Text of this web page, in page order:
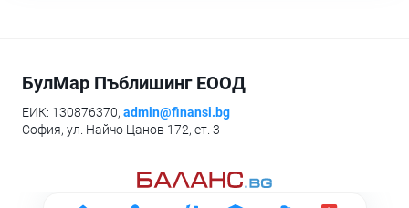
БулМар Пъблишинг ЕООД
ЕИК: 130876370, admin@finansi.bg
София, ул. Найчо Цанов 172, ет. 3